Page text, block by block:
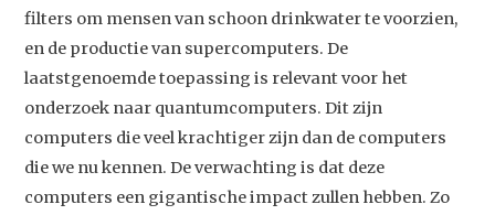
filters om mensen van schoon drinkwater te voorzien,
en de productie van supercomputers. De
laatstgenoemde toepassing is relevant voor het
onderzoek naar quantumcomputers. Dit zijn
computers die veel krachtiger zijn dan de computers
die we nu kennen. De verwachting is dat deze
computers een gigantische impact zullen hebben. Zo